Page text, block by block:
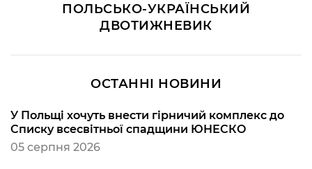
ПОЛЬСЬКО-УКРАЇНСЬКИЙ
ДВОТИЖНЕВИК
ОСТАННІ НОВИНИ
У Польщі хочуть внести гірничий комплекс до
Списку всесвітньої спадщини ЮНЕСКО
05 серпня 2026